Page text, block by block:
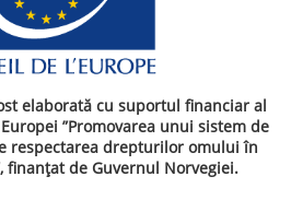
elaborată cu suportul financiar al
”Promovarea unui sistem de
respectarea drepturilor omului în
finanțat de Guvernul Norvegiei.